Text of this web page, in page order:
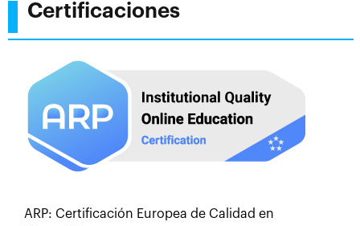
Certificaciones
ARP: Certificación Europea de Calidad en